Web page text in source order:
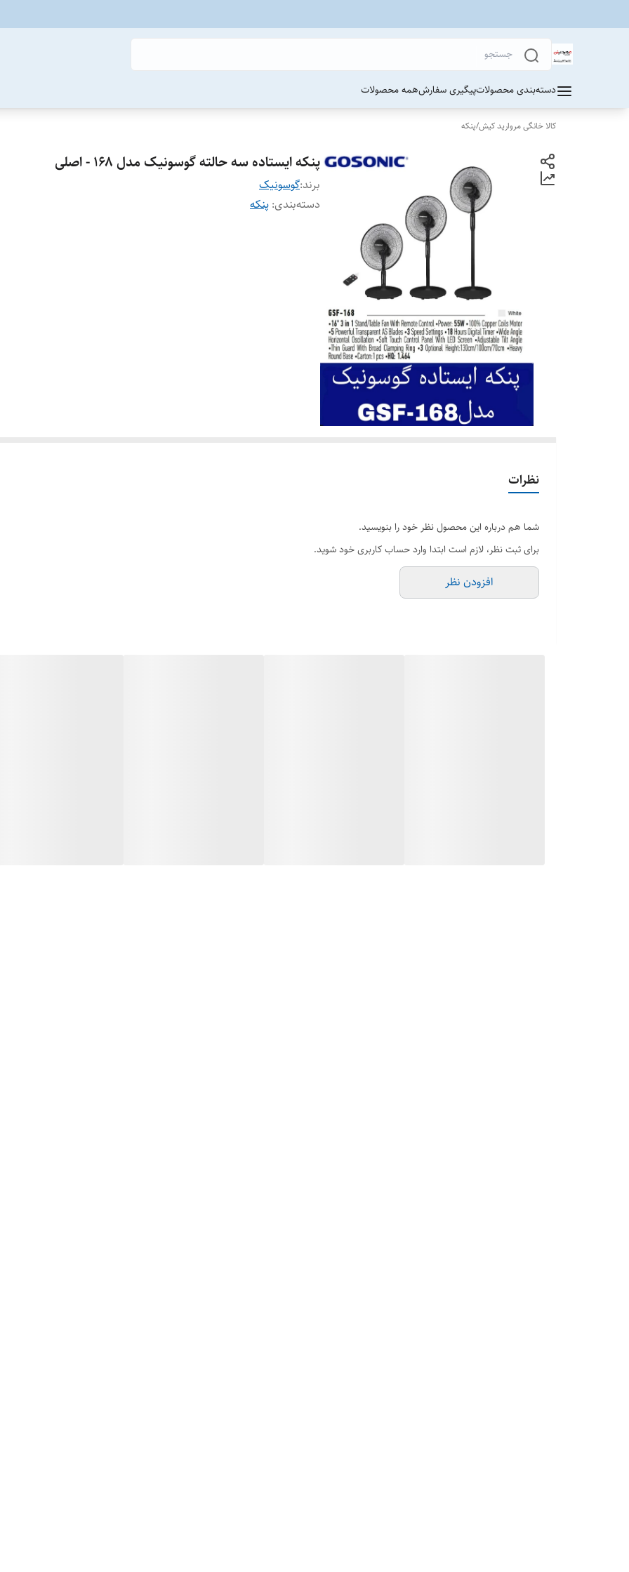
دسته‌بندی محصولاتپیگیری سفارشهمه محصولات
کالا خانگی مروارید کیش/پنکه
پنکه ایستاده سه حالته گوسونیک مدل ۱۶۸ - اصلی
برند:گوسونیک
دسته‌بندی: پنکه
نظرات
شما هم درباره این محصول نظر خود را بنویسید.
برای ثبت نظر، لازم است ابتدا وارد حساب کاربری خود شوید.
افزودن نظر